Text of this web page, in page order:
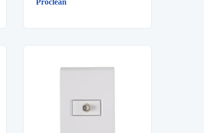
Proclean